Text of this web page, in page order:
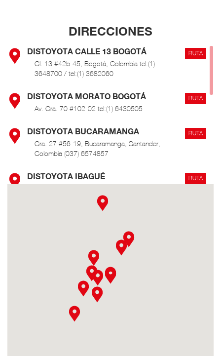
DIRECCIONES
DISTOYOTA CALLE 13 BOGOTÁ
Cl. 13 #42b-45, Bogotá, Colombia tel:(1)
3648700 / tel:(1) 3682060
RUTA
DISTOYOTA MORATO BOGOTÁ
Av. Cra. 70 #102-02 tel:(1) 6430505
RUTA
DISTOYOTA BUCARAMANGA
Cra. 27 #56-19, Bucaramanga, Santander,
Colombia (037) 6574857
RUTA
DISTOYOTA IBAGUÉ
276 0000 / 3116810521
RUTA
Calle 66A N°43-02 Centro Empresarial La
Esmeralda, bodega 101, Itagüi, Antioquia,
DISTOYOTA NEIVA
Cra. 5 #10-42, Neiva, Huila, Colombia (8)
DISTOYOTA PASTO